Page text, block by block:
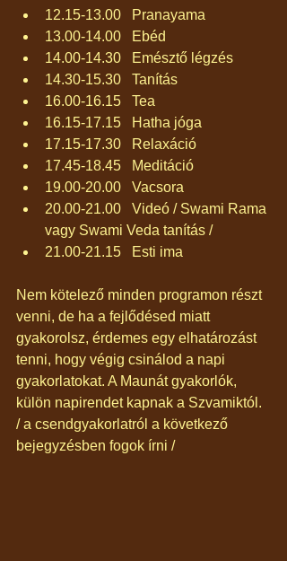
12.15-13.00   Pranayama
13.00-14.00   Ebéd
14.00-14.30   Emésztő légzés
14.30-15.30   Tanítás
16.00-16.15   Tea
16.15-17.15   Hatha jóga
17.15-17.30   Relaxáció
17.45-18.45   Meditáció
19.00-20.00   Vacsora
20.00-21.00   Videó / Swami Rama
vagy Swami Veda tanítás /
21.00-21.15   Esti ima
Nem kötelező minden programon részt
venni, de ha a fejlődésed miatt
gyakorolsz, érdemes egy elhatározást
tenni, hogy végig csinálod a napi
gyakorlatokat. A Maunát gyakorlók,
külön napirendet kapnak a Szvamiktól.
/ a csendgyakorlatról a következő
bejegyzésben fogok írni /